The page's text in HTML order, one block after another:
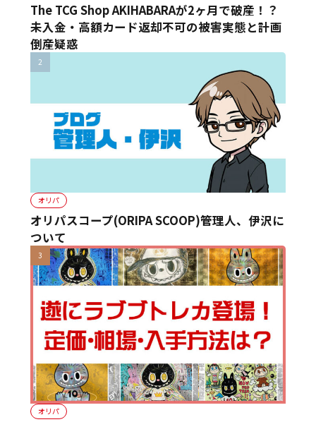
The TCG Shop AKIHABARAが2ヶ月で破産！？
未入金・高額カード返却不可の被害実態と計画
倒産疑惑
オリパ
オリパスコープ(ORIPA SCOOP)管理人、伊沢に
ついて
オリパ